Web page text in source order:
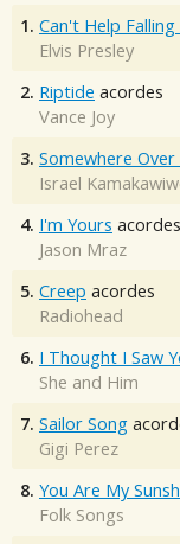
1. Can't Help
Elvis Presley
2. Riptide acordes
Vance Joy
3. Somewhere
Israel
4. I'm Yours acordes
Jason Mraz
5. Creep acordes
Radiohead
6. I Thought I Saw
She and Him
7. Sailor Song
Gigi Perez
8. You Are My
Folk Songs